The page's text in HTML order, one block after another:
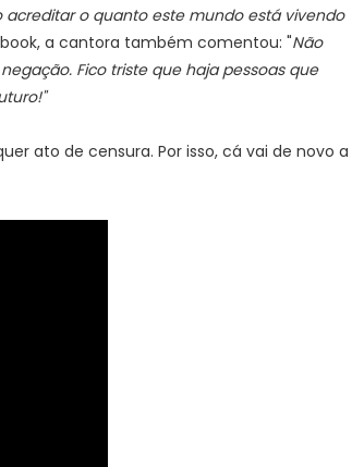
acreditar o quanto este mundo está vivendo
a cantora também comentou: "Não
Fico triste que haja pessoas que
ato de censura. Por isso, cá vai de novo a